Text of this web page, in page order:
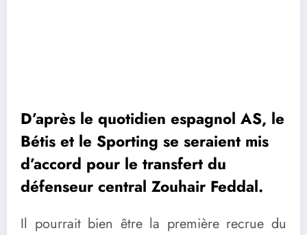
D’après le quotidien espagnol AS, le
Bétis et le Sporting se seraient mis
d’accord pour le transfert du
défenseur central Zouhair Feddal.
Il pourrait bien être la première recrue du